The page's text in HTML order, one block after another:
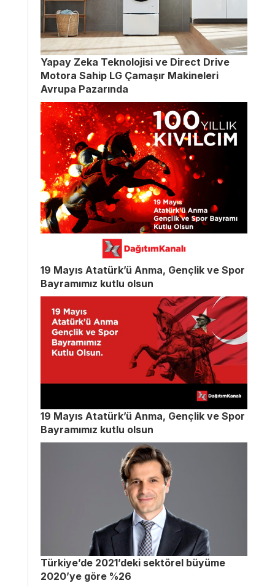
Yapay Zeka Teknolojisi ve Direct Drive
Motora Sahip LG Çamaşır Makineleri
Avrupa Pazarında
19 Mayıs Atatürk’ü Anma, Gençlik ve Spor
Bayramımız kutlu olsun
19 Mayıs Atatürk’ü Anma, Gençlik ve Spor
Bayramımız kutlu olsun
Türkiye’de 2021’deki sektörel büyüme
2020’ye göre %26